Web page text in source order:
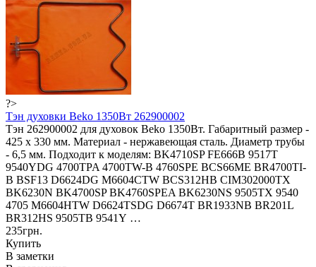
?>
Тэн духовки Beko 1350Вт 262900002
Тэн 262900002 для духовок Beko 1350Вт. Габаритный размер -
425 х 330 мм. Материал - нержавеющая сталь. Диаметр трубы
- 6,5 мм. Подходит к моделям: BK4710SP FE666B 9517T
9540YDG 4700TPA 4700TW-B 4760SPE BCS66ME BR4700TI-
B BSF13 D6624DG M6604CTW BCS312HB CIM302000TX
BK6230N BK4700SP BK4760SPEA BK6230NS 9505TX 9540
4705 M6604HTW D6624TSDG D6674T BR1933NB BR201L
BR312HS 9505TB 9541Y …
235грн.
Купить
В заметки